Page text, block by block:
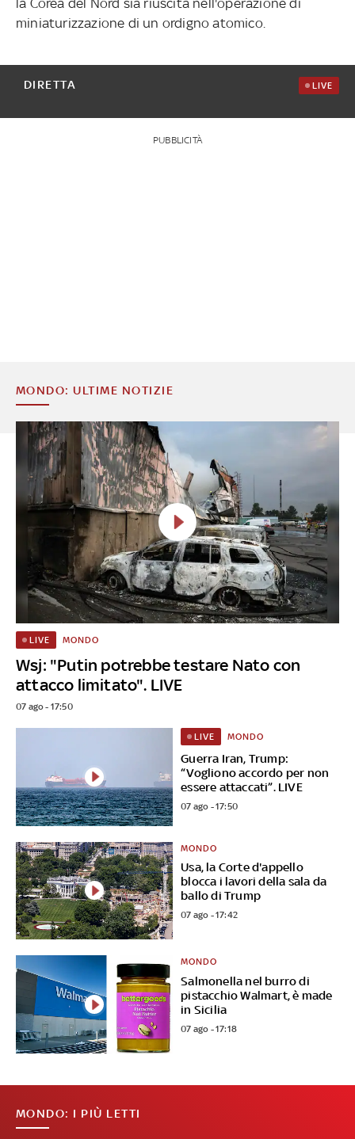
miniaturizzazione di un ordigno atomico.
DIRETTA LIVE
PUBBLICITÀ
MONDO: ULTIME NOTIZIE
Wsj: "Putin potrebbe testare Nato con
attacco limitato". LIVE
LIVE MONDO
07 ago - 17:50
Guerra Iran, Trump:
“Vogliono accordo per non
essere attaccati”. LIVE
LIVE MONDO
07 ago - 17:50
Usa, la Corte d'appello
blocca i lavori della sala da
ballo di Trump
MONDO
07 ago - 17:42
Salmonella nel burro di
pistacchio Walmart, è made
in Sicilia
MONDO
07 ago - 17:18
MONDO: I PIÙ LETTI